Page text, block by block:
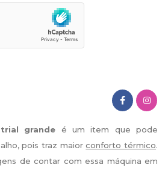
grande é um item que pode
pois traz maiorconforto térmico.
de contar com essa máquina em